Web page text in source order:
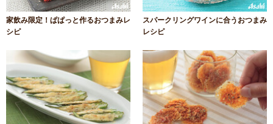
家飲み限定！ぱぱっと作るおつまみレ
シピ
スパークリングワインに合うおつまみ
レシピ